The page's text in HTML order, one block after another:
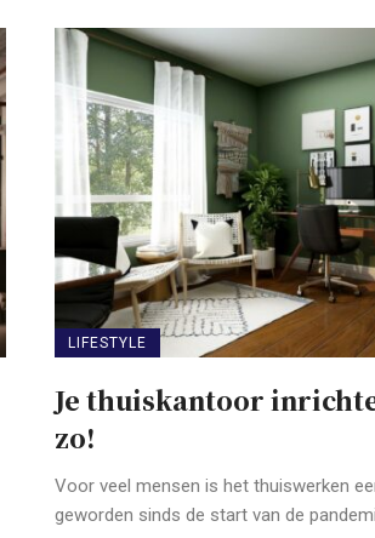
LIFESTYLE
Je thuiskantoor
zo!
Voor veel mensen is het thuiswerken
geworden sinds de start van de